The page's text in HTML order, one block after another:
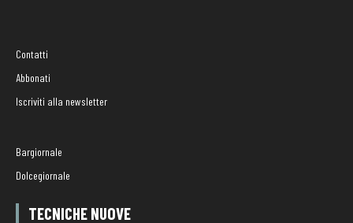
Contatti
Abbonati
Iscriviti alla newsletter
Bargiornale
Dolcegiornale
TECNICHE NUOVE